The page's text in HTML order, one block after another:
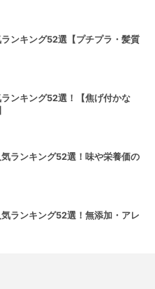
ンキング52選【プチプラ・髪質
ンキング52選！【焦げ付かな
ランキング52選！味や栄養価の
ランキング52選！無添加・アレ